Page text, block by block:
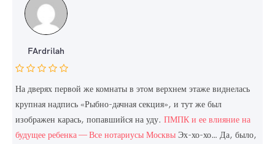
FArdrilah
На дверях первой же комнаты в этом верхнем этаже виднелась
крупная надпись «Рыбно-дачная секция», и тут же был
изображен карась, попавшийся на уду. ПМПК и ее влияние на
будущее ребенка — Все нотариусы Москвы Эх-хо-хо… Да, было,